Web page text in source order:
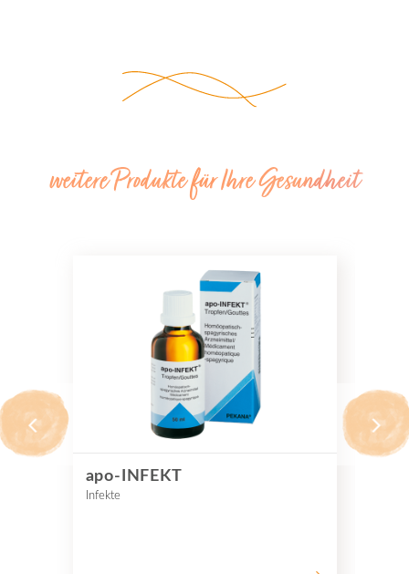
weitere Produkte für Ihre Gesundheit
apo-INFEKT
Infekte